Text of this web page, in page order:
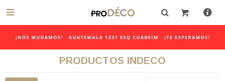

PRODUCTOS INDECO